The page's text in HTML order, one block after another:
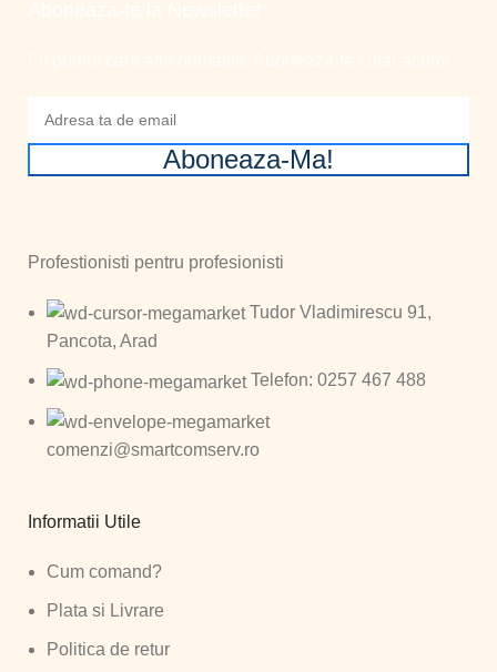
Aboneaza-Ma!
Profestionisti pentru profesionisti
Tudor Vladimirescu 91,
Pancota, Arad
Telefon: 0257 467 488
comenzi@smartcomserv.ro
Informatii Utile
Cum comand?
Plata si Livrare
Politica de retur